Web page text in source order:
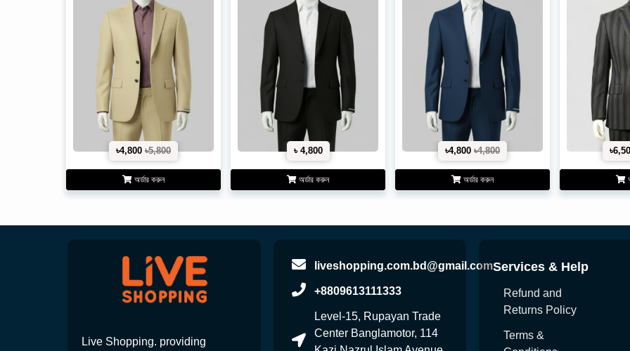
৳4,800 ৳5,800
অর্ডার করুন
৳ 4,800
অর্ডার করুন
৳4,800 ৳4,800
অর্ডার করুন
Live Shopping. providing
liveshopping.com.bd@gmail.com
+8809613111333
Level-15, Rupayan Trade
Center Banglamotor, 114
Services & Help
Refund and
Returns Policy
Terms &